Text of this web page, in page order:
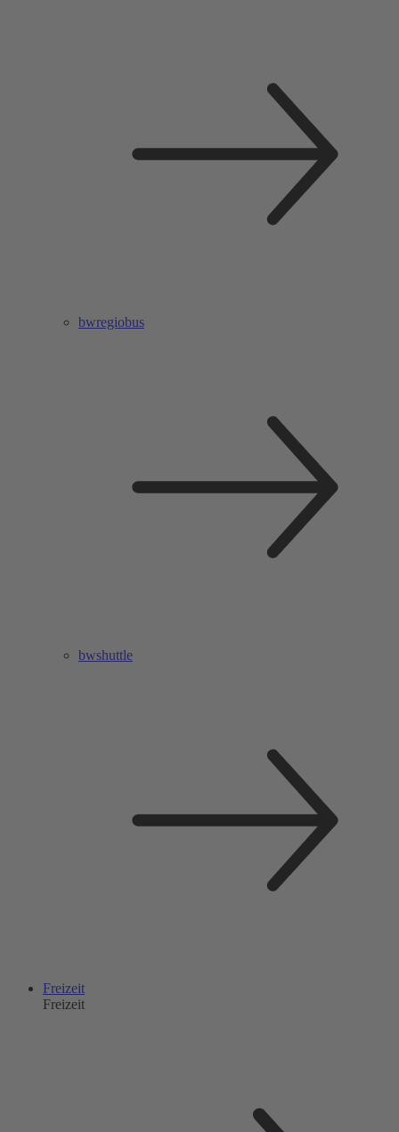
bwregiobus
bwshuttle
Freizeit
Freizeit